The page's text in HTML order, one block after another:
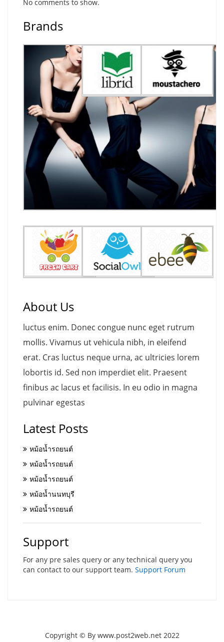
No comments to show.
Brands
About Us
luctus enim. Donec congue nunc eget rutrum
mollis. Vivamus ut vehicula nibh, in eleifend
erat. Cras luctus neque urna, ac ultricies lorem
lobortis id. Sed non imperdiet elit. Praesent
finibus ac lacus et facilisis. In eu odio in magna
pulvinar egestas
Latest Posts
หม้อน้ำรถยนต์
หม้อน้ำรถยนต์
หม้อน้ำรถยนต์
หม้อน้ำนนทบุรี
หม้อน้ำรถยนต์
Support
For any pre sales query or any technical query you
can contact to our support team. Support Forum
Copyright © By www.post2web.net 2022